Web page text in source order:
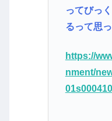
ってびっ
るって思
https://
nment/